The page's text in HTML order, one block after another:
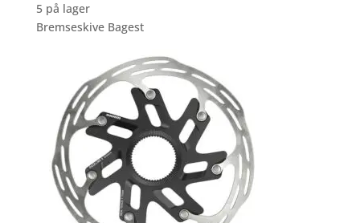
pris
449,00 kr..356,00 kr..
5 på lager
Bremseskive Bagest